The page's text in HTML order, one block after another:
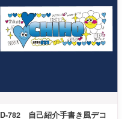
D-782 自己紹介手書き風デコ